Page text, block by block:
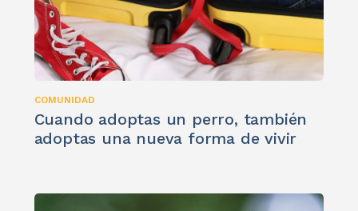
COMUNIDAD
Cuando adoptas un perro, también
adoptas una nueva forma de vivir